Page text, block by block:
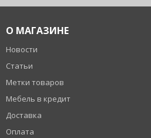
О МАГАЗИНЕ
Новости
Статьи
Метки товаров
Мебель в кредит
Доставка
Оплата